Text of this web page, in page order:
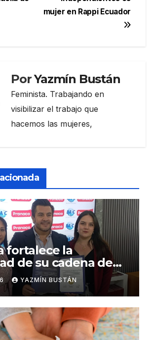
mujer en Rappi Ecuador
PorYazmín Bustán
Feminista. Trabajando en
visibilizar el trabajo que
hacemos las mujeres,
fortalece la
de su cadena de
con certificación
dos plantas
YAZMÍN BUSTÁN